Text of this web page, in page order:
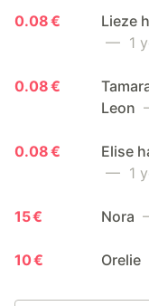
0.08 €
Lieze
— 1
0.08 €
Leon
0.08 €
Elise
— 1
15 € Nora
10 € Orelie